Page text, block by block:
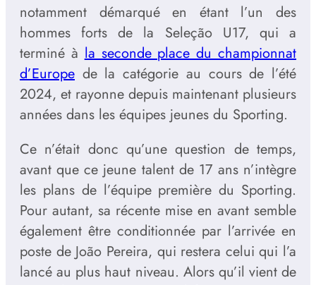
notamment démarqué en étant l’un des
hommes forts de la Seleção U17, qui a
terminé àla seconde place du championnat
d’Europe de la catégorie au cours de l’été
2024, et rayonne depuis maintenant plusieurs
années dans les équipes jeunes du Sporting.
Ce n’était donc qu’une question de temps,
avant que ce jeune talent de 17 ans n’intègre
les plans de l’équipe première du Sporting.
Pour autant, sa récente mise en avant semble
également être conditionnée par l’arrivée en
poste de João Pereira, qui restera celui qui l’a
lancé au plus haut niveau. Alors qu’il vient de